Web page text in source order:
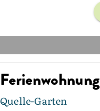
Ferienwohnung
Quelle-Garten